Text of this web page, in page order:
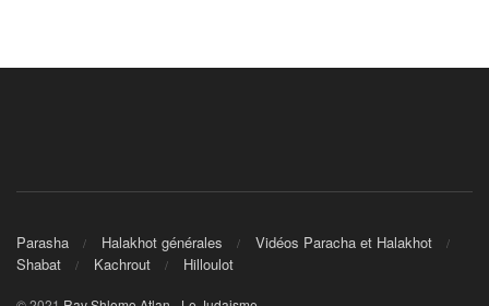
Parasha Halakhot générales
Vidéos Paracha et Halakhot
Shabat
Kachrout Hilloulot